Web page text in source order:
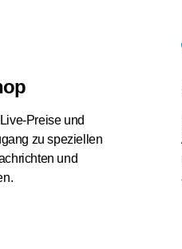
Preise und
zu speziellen
und